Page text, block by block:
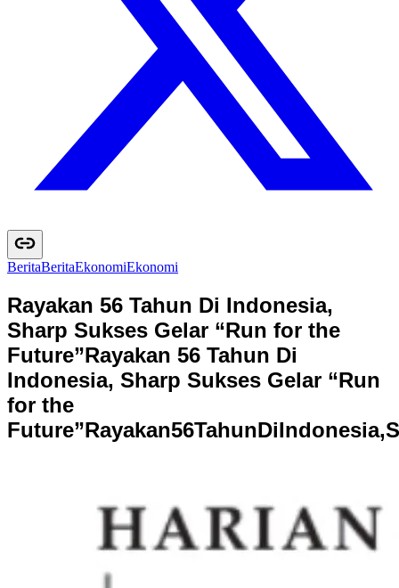
BeritaBeritaEkonomiEkonomi
Rayakan 56 Tahun Di Indonesia,
Sharp Sukses Gelar “Run for the
Future”Rayakan 56 Tahun Di
Indonesia, Sharp Sukses Gelar “Run
for the
Future”Rayakan56TahunDiIndonesia,S